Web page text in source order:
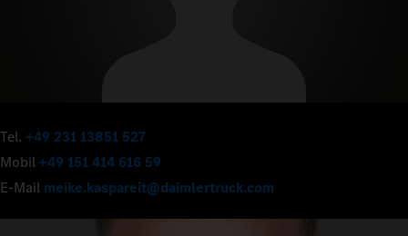
Tel. +49 231 13851 527
Mobil+49 151 414 616 59
E-Mail meike.kaspareit@daimlertruck.com